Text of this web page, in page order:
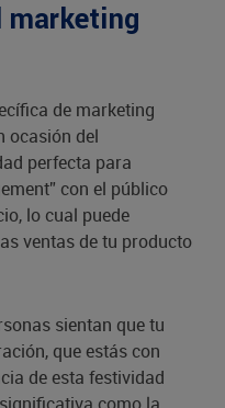
marketing
de marketing
ocasión del
perfecta para
con el público
lo cual puede
ventas de tu producto
sientan que tu
que estás con
de esta festividad